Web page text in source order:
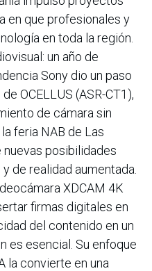
en que profesionales y
en toda la región.
un año de
Sony dio un paso
OCELLUS (ASR-CT1),
de cámara sin
feria NAB de Las
nuevas posibilidades
de realidad aumentada.
XDCAM 4K
firmas digitales en
del contenido en un
es esencial. Su enfoque
la convierte en una